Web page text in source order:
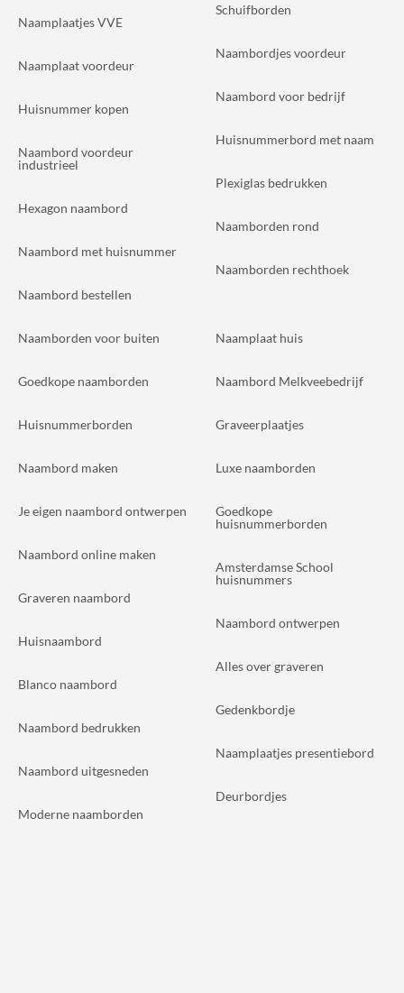
Naamplaatjes VVE
Naamplaat voordeur
Huisnummer kopen
Naambord voordeur
industrieel
Hexagon naambord
Naambord met huisnummer
Naambord bestellen
Schuifborden
Naambordjes voordeur
Naambord voor bedrijf
Huisnummerbord met naam
Plexiglas bedrukken
Naamborden rond
Naamborden rechthoek
Naamborden voor buiten
Goedkope naamborden
Huisnummerborden
Naambord maken
Je eigen naambord ontwerpen
Naambord online maken
Graveren naambord
Huisnaambord
Blanco naambord
Naambord bedrukken
Naambord uitgesneden
Moderne naamborden
Naamplaat huis
Naambord Melkveebedrijf
Graveerplaatjes
Luxe naamborden
Goedkope
huisnummerborden
Amsterdamse School
huisnummers
Naambord ontwerpen
Alles over graveren
Gedenkbordje
Naamplaatjes presentiebord
Deurbordjes